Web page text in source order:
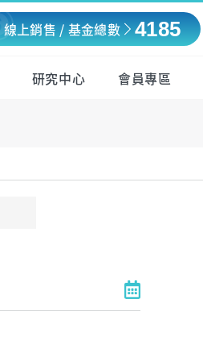
線上銷售 / 基金總數 4185
研究中心 會員專區